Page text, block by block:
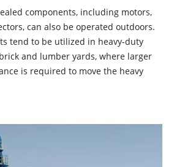
components, including motors,
can also be operated outdoors.
tend to be utilized in heavy-duty
and lumber yards, where larger
is required to move the heavy